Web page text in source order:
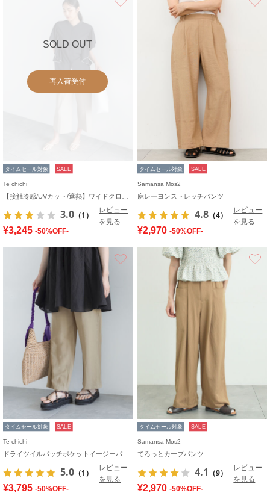
SOLD OUT
再入荷受付
タイムセール対象 SALE
Te chichi
3.0 （1）
レビュー
を見る
¥3,245 -50%OFF-
タイムセール対象 SALE
Samansa Mos2
麻レーヨンストレッチパンツ
4.8 （4）
レビュー
を見る
¥2,970 -50%OFF-
お気に入り
タイムセール対象 SALE
Te chichi
5.0 （1）
レビュー
を見る
¥3,795 -50%OFF-
タイムセール対象 SALE
Samansa Mos2
てろっとカーブパンツ
4.1 （9）
レビュー
を見る
¥2,970 -50%OFF-